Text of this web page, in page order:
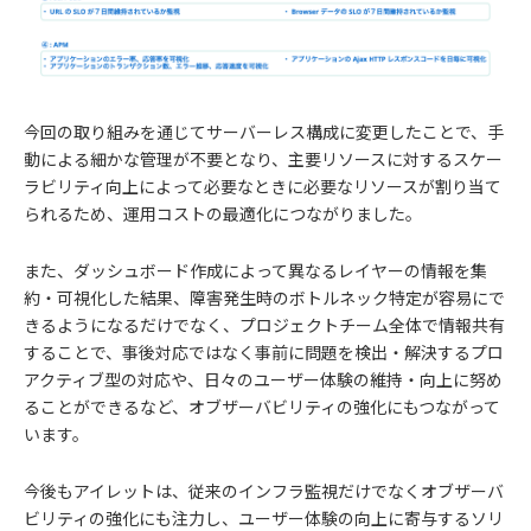
今回の取り組みを通じてサーバーレス構成に変更したことで、手
動による細かな管理が不要となり、主要リソースに対するスケー
ラビリティ向上によって必要なときに必要なリソースが割り当て
られるため、運用コストの最適化につながりました。
また、ダッシュボード作成によって異なるレイヤーの情報を集
約・可視化した結果、障害発生時のボトルネック特定が容易にで
きるようになるだけでなく、プロジェクトチーム全体で情報共有
することで、事後対応ではなく事前に問題を検出・解決するプロ
アクティブ型の対応や、日々のユーザー体験の維持・向上に努め
ることができるなど、オブザーバビリティの強化にもつながって
います。
今後もアイレットは、従来のインフラ監視だけでなくオブザーバ
ビリティの強化にも注力し、ユーザー体験の向上に寄与するソリ